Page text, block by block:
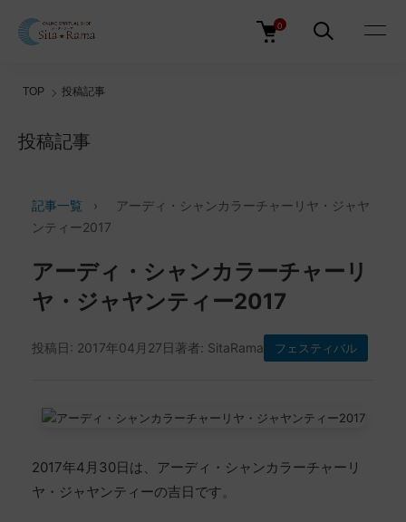
0
TOP 投稿記事
投稿記事
記事一覧 ›
アーディ・シャンカラーチャーリヤ・ジャヤ
ンティー2017
アーディ・シャンカラーチャーリ
ヤ・ジャヤンティー2017
投稿日: 2017年04月27日著者: SitaRama フェスティバル
2017年4月30日は、アーディ・シャンカラーチャーリ
ヤ・ジャヤンティーの吉日です。